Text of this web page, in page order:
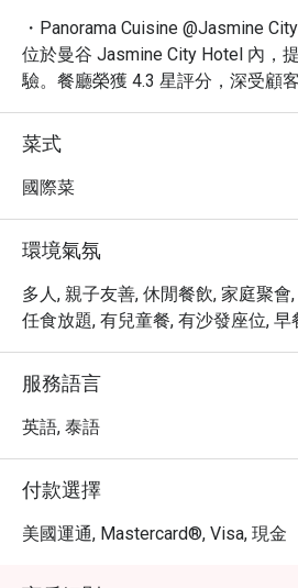
friends, or even a special occasion.
The food was delicious, and what
stood out the most was the warm
and attentive service from the staff.
We felt welcome from the moment
If you’re looking for a great dining
experience with excellent service, I
definitely recommend this restaurant.
・Panorama Cuisine @Jasmine
位於曼谷 Jasmine City Hotel 內，
驗。餐廳榮獲 4.3 星評分，深受顧客
・無論是精緻的單點菜色還是豐盛
Cuisine 都能滿足您的味蕾。推薦您
鮮海鮮，以及各式國際美食。餐廳
利，鄰近 BTS Asoke站。
Hotel Sukhumvit 23，即可享受高達
即預訂，體驗美味佳餚與卓越服務。
菜式
國際菜
環境氣氛
多人, 親子友善, 休閒餐飲, 家庭聚會
任食放題, 有兒童餐, 有沙發座位, 早
服務語言
英語, 泰語
付款選擇
美國運通, Mastercard®, Visa, 現金